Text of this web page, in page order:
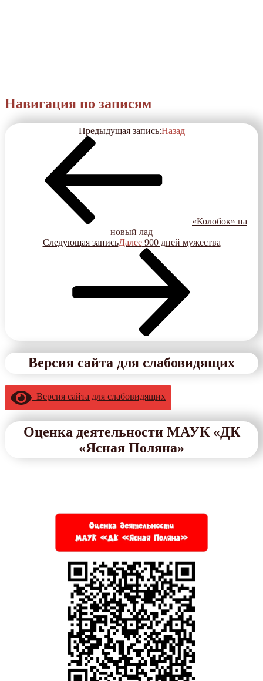
Навигация по записям
Предыдущая запись:Назад
«Колобок» на
новый лад
Следующая записьДалее 900 дней мужества
Версия сайта для слабовидящих
Версия сайта для слабовидящих
Оценка деятельности МАУК «ДК
«Ясная Поляна»